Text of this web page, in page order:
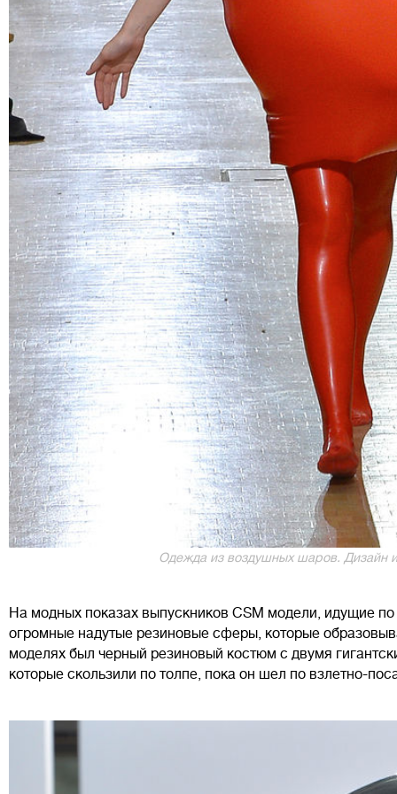
Одежда из воздушных шаров. Дизайн
На модных показах выпускников CSM модели, идущие
огромные надутые резиновые сферы, которые
моделях был черный резиновый костюм с двумя
которые скользили по толпе, пока он шел по взлетно-